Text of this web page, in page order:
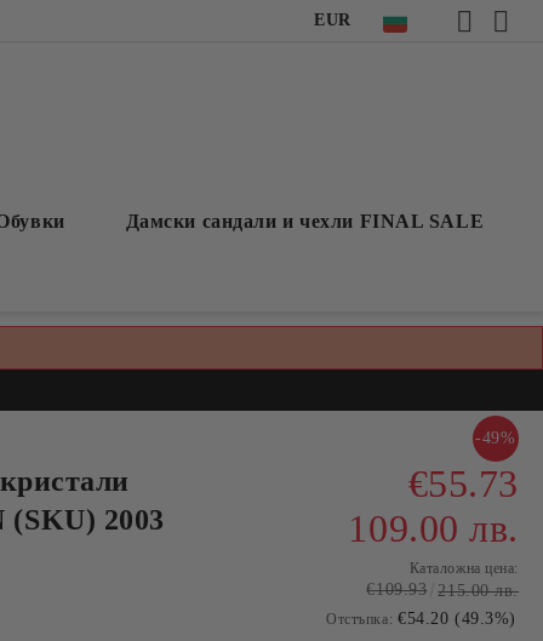
EUR
Дамски сандали и чехли FINAL SALE
(SKU) 2003
-49%
€55.73
109.00 лв.
Каталожна цена:
€109.93 215.00 лв.
Отстъпка: €54.20 (49.3%)